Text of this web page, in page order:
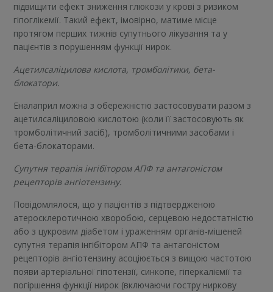
підвищити ефект зниження глюкози у крові з ризиком
гіпоглікемії. Такий ефект, імовірно, матиме місце
протягом перших тижнів супутнього лікування та у
пацієнтів з порушенням функції нирок.
Ацетилсаліцилова кислота, тромболітики, бета-
блокатори.
Еналаприл можна з обережністю застосовувати разом з
ацетилсаліциловою кислотою (коли її застосовують як
тромболітичний засіб), тромболітичними засобами і
бета-блокаторами.
Супутня терапія інгібітором АПФ та антагоністом
рецепторів ангіотензину.
Повідомлялося, що у пацієнтів з підтвердженою
атеросклеротичною хворобою, серцевою недостатністю
або з цукровим діабетом і ураженням органів-мішеней
супутня терапія інгібітором АПФ та антагоністом
рецепторів ангіотензину асоціюється з вищою частотою
появи артеріальної гіпотензії, синкопе, гіперкаліємії та
погіршення функції нирок (включаючи гостру ниркову